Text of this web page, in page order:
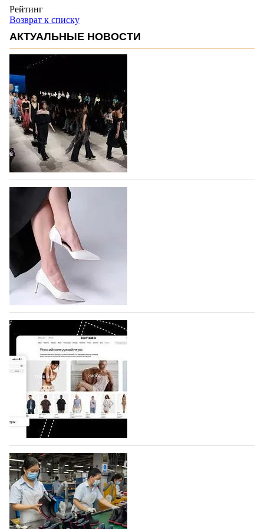
Рейтинг
Возврат к списку
АКТУАЛЬНЫЕ НОВОСТИ
На участие в Московской неделе моды
подано 1047 заявок
На участие в седьмой Московской неделе моды,
которая пройдет в российской столице с 26 сентября
по 1 октября, уже подано 1047 заявок. Примерно
половину из них (494) прислали дизайнеры,
коллекции которых не были представлены в…
07.08.2026 642
BALLINA представит свои новинки на Euro
Shoes
Компания BALLINA Guangzhou Lihuang Footwear
Co., Ltd., основанная в 2011 году и расположенная в
Гуанчжоу, столице моды Китая, является
профессиональной обувной компанией,
объединяющей разработку, производство и…
07.08.2026 502
На платформе Lamoda - новый раздел и
условия продвижения локальных
дизайнерских марок
Российский маркетплейс Lamoda решил обновить